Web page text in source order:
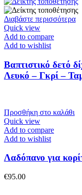
επιλεγούν
στη
σελίδα
του
προϊόντος
Διαβάστε περισσότερα
Quick view
Add to compare
Add to wishlist
Βαπτιστικό δετό
Λευκό – Γκρί –
Προσθήκη στο καλάθι
Quick view
Add to compare
Add to wishlist
Λαδόπανο για
€95.00